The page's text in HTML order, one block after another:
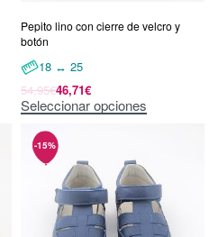
Pepito lino con cierre de velcro y
botón
18 ↔ 25
54,95€46,71€
Seleccionar opciones